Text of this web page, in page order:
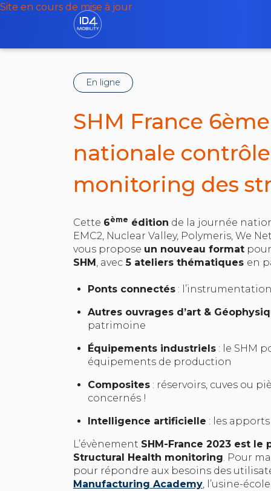
Site en cours de mise à jour
En ligne
SHM France
nationale
monitoring des
Cette 6ème édition de la journée
EMC2, Nuclear Valley, Polymeris, We
vous propose un nouveau formatpour
SHM, avec5 ateliers thématiques en
Ponts connectés:
Autres ouvrages d’art &
patrimoine
Équipements industriels: le SHM
équipements de production
Composites: réservoirs, cuves ou
concernés !
Intelligence artificielle : les apports
L’évènement SHM-France 2023 est
Structural Health monitoring. Pour
pour répondre aux besoins des
Manufacturing Academy, l’usine-